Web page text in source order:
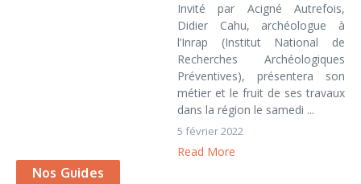
Invité par Acigné Autrefois,
Didier Cahu, archéologue à
l’Inrap (Institut National de
Recherches Archéologiques
Préventives), présentera son
métier et le fruit de ses travaux
dans la région le samedi ...
5 février 2022
Read More
Nos Guides